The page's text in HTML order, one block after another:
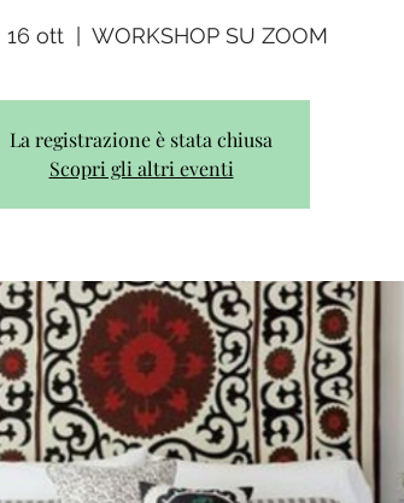
16 ott WORKSHOP SU ZOOM
La registrazione è stata chiusa
Scopri gli altri eventi